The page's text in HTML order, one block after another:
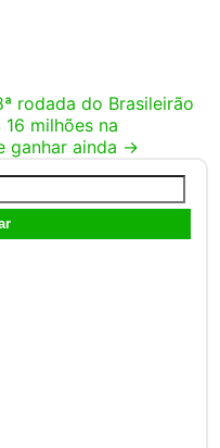
rodada do Brasileirão
milhões na
ganhar ainda →